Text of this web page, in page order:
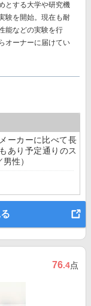
とする大学や研究機
験を開始。現在も耐
能などの実験を行
オーナーに届けてい
ーカーに比べて長
あり予定通りのス
性）
76.4点